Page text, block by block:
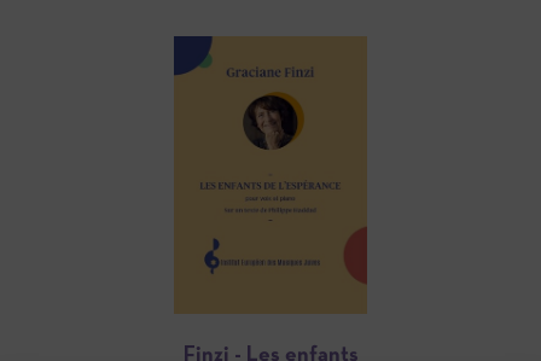
Finzi - Les enfants